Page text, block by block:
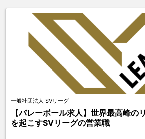
一般社団法人 SVリーグ
【バレーボール求人】世界最高峰の
を起こすSVリーグの営業職